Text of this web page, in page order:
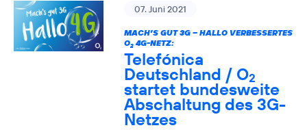
07. Juni 2021
MACH’S GUT 3G – HALLO VERBESSERTES
O24G-NETZ:
Telefónica
Deutschland / O2
startet bundesweite
Abschaltung des 3G-
Netzes